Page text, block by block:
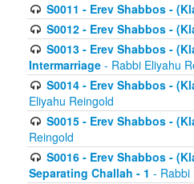
S0011 - Erev Shabbos -
S0012 - Erev Shabbos -
S0013 - Erev Shabbos -
Intermarriage - Rabbi Eliyahu
S0014 - Erev Shabbos -
Eliyahu Reingold
S0015 - Erev Shabbos -
Reingold
S0016 - Erev Shabbos -
Separating Challah - 1 - Rabbi